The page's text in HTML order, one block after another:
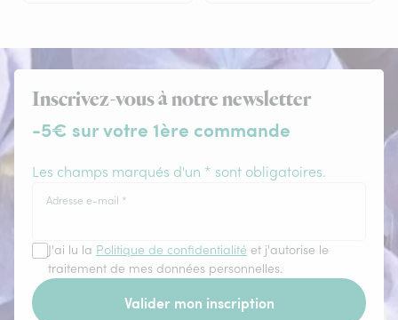
Inscrivez-vous à notre newsletter
-5€ sur votre 1ère commande
Les champs marqués d'un * sont obligatoires.
Adresse e-mail *
J'ai lu la Politique de confidentialité et j'autorise le
traitement de mes données personnelles.
Valider mon inscription